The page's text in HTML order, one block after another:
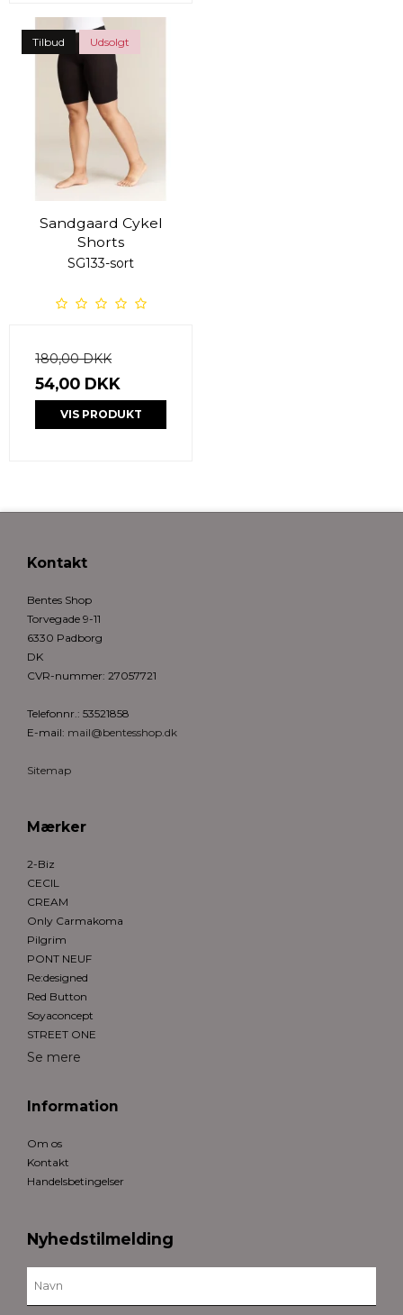
Tilbud Udsolgt
Sandgaard Cykel
Shorts
SG133-sort
180,00 DKK
54,00 DKK
VIS PRODUKT
Kontakt
Bentes Shop
Torvegade 9-11
6330 Padborg
DK
CVR-nummer: 27057721
Telefonnr.: 53521858
E-mail: mail@bentesshop.dk
Sitemap
Mærker
2-Biz
CECIL
CREAM
Only Carmakoma
Pilgrim
PONT NEUF
Re:designed
Red Button
Soyaconcept
STREET ONE
Se mere
Information
Om os
Kontakt
Handelsbetingelser
Nyhedstilmelding